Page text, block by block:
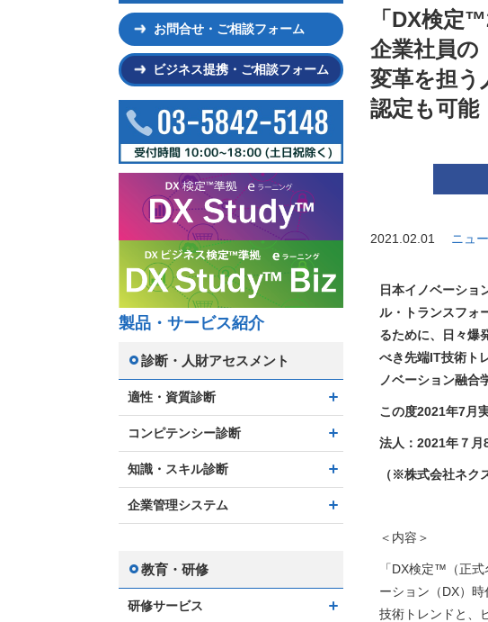
「DX検定
企業社員の
変革を担う
認定も可能
2021.02.01 ニュ
日本イノベーショ
ル・トランスフォ
るために、日々爆
べき先端IT技術ト
ノベーション融合
この度2021年7月
法人： 2021年７月
（※株式会社ネク
＜内容＞
「DX検定™ （正
ーション（DX）
技術トレンドと、
お問合せ・ご相談フォーム
ビジネス提携・ご相談フォーム
製品・サービス紹介
診断・人財アセスメント
適性・資質診断
コンピテンシー診断
知識・スキル診断
企業管理システム
教育・研修
研修サービス